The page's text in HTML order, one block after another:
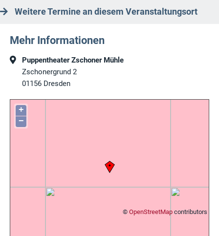
Weitere Termine an diesem Veranstaltungsort
Mehr Informationen
Puppentheater Zschoner Mühle
Zschonergrund 2
01156 Dresden
+
−
© OpenStreetMap contributors